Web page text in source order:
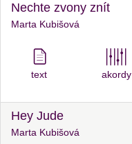
Nechte zvony znít
Marta Kubišová
text akordy
Hey Jude
Marta Kubišová